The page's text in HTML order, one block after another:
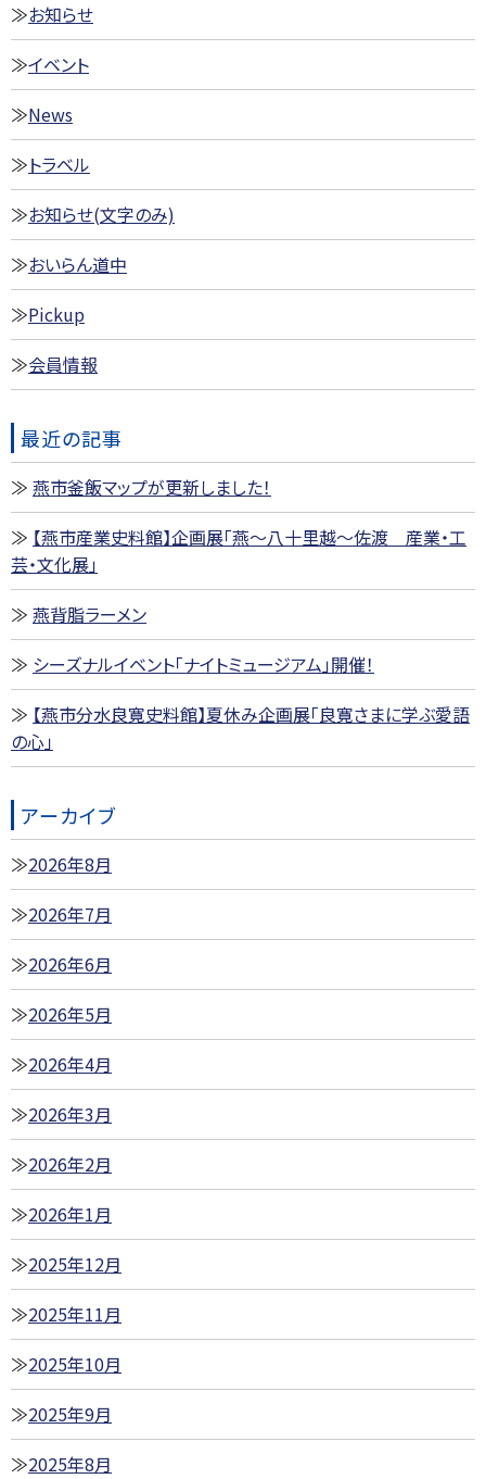
お知らせ
イベント
News
トラベル
お知らせ(文字のみ)
おいらん道中
Pickup
会員情報
最近の記事
燕市釜飯マップが更新しました！
【燕市産業史料館】企画展「燕～八十里越～佐渡 産業・工
芸・文化展」
燕背脂ラーメン
シーズナルイベント「ナイトミュージアム」開催！
【燕市分水良寛史料館】夏休み企画展「良寛さまに学ぶ愛語
の心」
アーカイブ
2026年8月
2026年7月
2026年6月
2026年5月
2026年4月
2026年3月
2026年2月
2026年1月
2025年12月
2025年11月
2025年10月
2025年9月
2025年8月